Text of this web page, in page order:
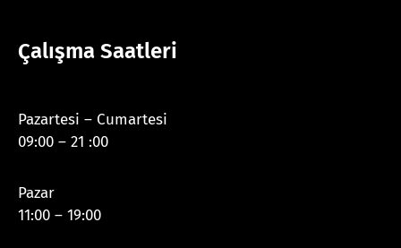
Çalışma Saatleri
Pazartesi – Cumartesi
09:00 – 21 :00
Pazar
11:00 – 19:00